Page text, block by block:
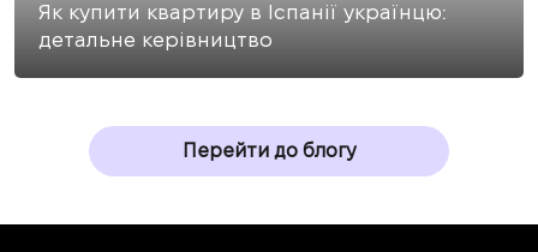
Як купити квартиру в Іспанії українцю:
детальне керівництво
Перейти до блогу